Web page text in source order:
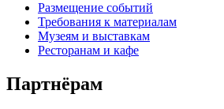
Размещение событий
Требования к материалам
Музеям и выставкам
Ресторанам и кафе
Партнёрам